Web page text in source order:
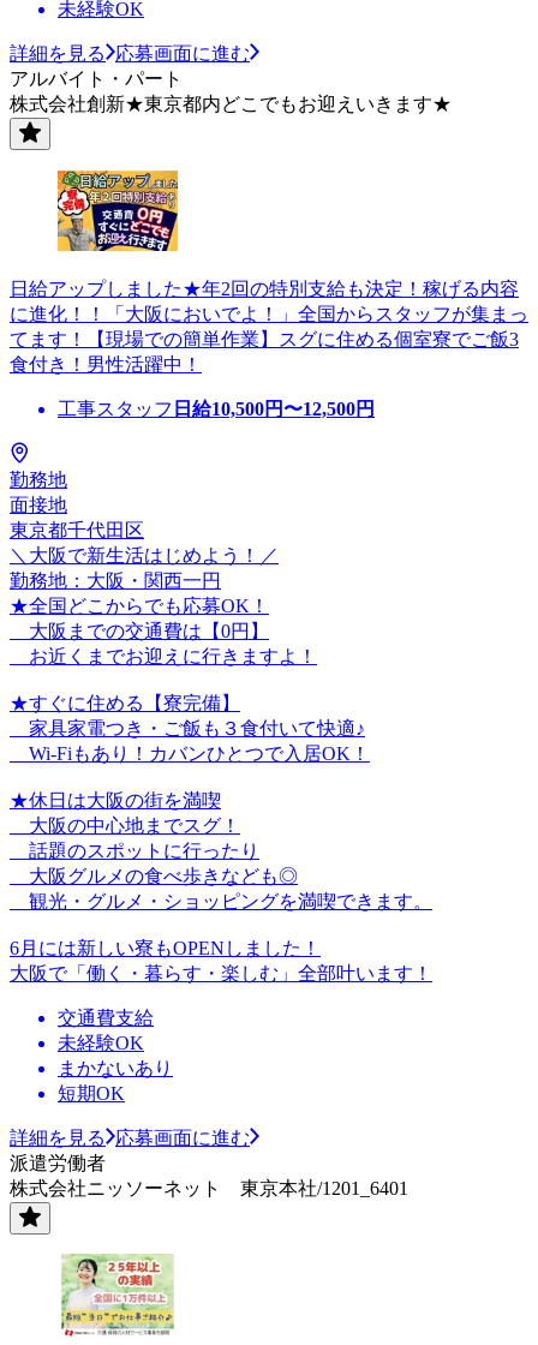
未経験OK
詳細を見る
応募画面に進む
アルバイト・パート
株式会社創新★東京都内どこでもお迎えいきます★
日給アップしました★年2回の特別支給も決定！稼げる内容
に進化！！「大阪においでよ！」全国からスタッフが集まっ
てます！【現場での簡単作業】スグに住める個室寮でご飯3
食付き！男性活躍中！
工事スタッフ 日給10,500円〜12,500円
勤務地
面接地
東京都千代田区
＼大阪で新生活はじめよう！／
勤務地：大阪・関西一円
★全国どこからでも応募OK！
大阪までの交通費は【0円】
お近くまでお迎えに行きますよ！
★すぐに住める【寮完備】
家具家電つき・ご飯も３食付いて快適♪
Wi-Fiもあり！カバンひとつで入居OK！
★休日は大阪の街を満喫
大阪の中心地までスグ！
話題のスポットに行ったり
大阪グルメの食べ歩きなども◎
観光・グルメ・ショッピングを満喫できます。
6月には新しい寮もOPENしました！
大阪で「働く・暮らす・楽しむ」全部叶います！
交通費支給
未経験OK
まかないあり
短期OK
詳細を見る
応募画面に進む
派遣労働者
株式会社ニッソーネット 東京本社/1201_6401